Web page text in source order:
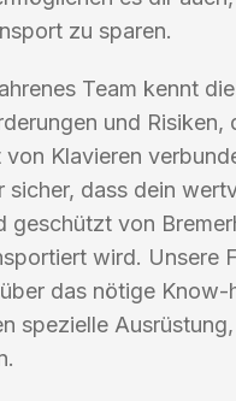
zu sparen.
Team kennt die
und Risiken,
von Klavieren
sicher, dass dein
geschützt von
wird. Unsere
das nötige Know-
spezielle